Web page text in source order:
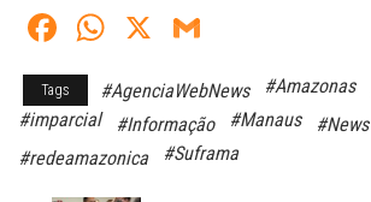
Fa
ce
bo
ok
W
ts
A
X
ail
Tags #AgenciaWebNews #Amazonas
#imparcial
#Informação #Manaus #News
#redeamazonica
#Suframa